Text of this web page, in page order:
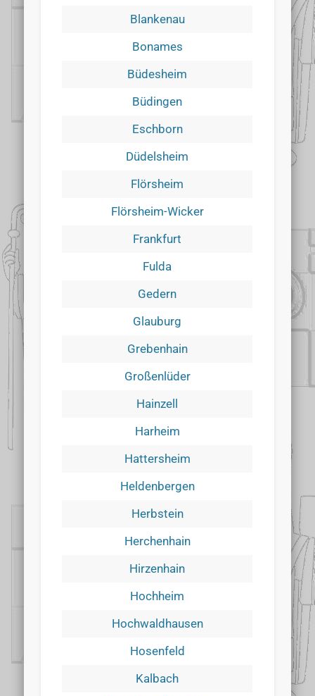
Blankenau
Bonames
Büdesheim
Büdingen
Eschborn
Düdelsheim
Flörsheim
Flörsheim-Wicker
Frankfurt
Fulda
Gedern
Glauburg
Grebenhain
Großenlüder
Hainzell
Harheim
Hattersheim
Heldenbergen
Herbstein
Herchenhain
Hirzenhain
Hochheim
Hochwaldhausen
Hosenfeld
Kalbach